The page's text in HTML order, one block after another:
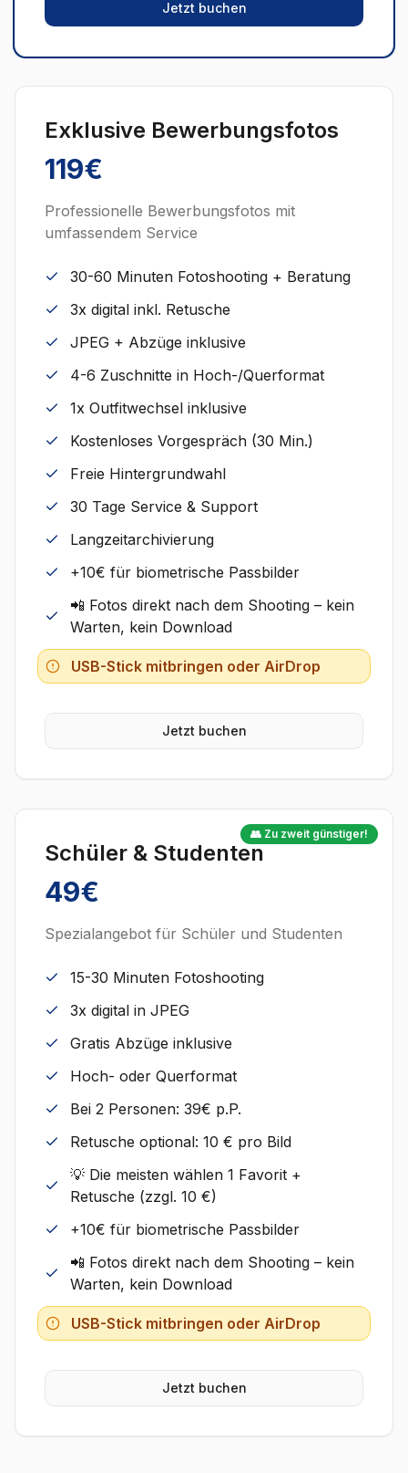
Jetzt buchen
Exklusive Bewerbungsfotos
119€
Professionelle Bewerbungsfotos mit
umfassendem Service
30-60 Minuten Fotoshooting + Beratung
3x digital inkl. Retusche
JPEG + Abzüge inklusive
4-6 Zuschnitte in Hoch-/Querformat
1x Outfitwechsel inklusive
Kostenloses Vorgespräch (30 Min.)
Freie Hintergrundwahl
30 Tage Service & Support
Langzeitarchivierung
+10€ für biometrische Passbilder
📲 Fotos direkt nach dem Shooting – kein
Warten, kein Download
USB-Stick mitbringen oder AirDrop
Jetzt buchen
👥 Zu zweit günstiger!
Schüler & Studenten
49€
Spezialangebot für Schüler und Studenten
15-30 Minuten Fotoshooting
3x digital in JPEG
Gratis Abzüge inklusive
Hoch- oder Querformat
Bei 2 Personen: 39€ p.P.
Retusche optional: 10 € pro Bild
💡 Die meisten wählen 1 Favorit +
Retusche (zzgl. 10 €)
+10€ für biometrische Passbilder
📲 Fotos direkt nach dem Shooting – kein
Warten, kein Download
USB-Stick mitbringen oder AirDrop
Jetzt buchen